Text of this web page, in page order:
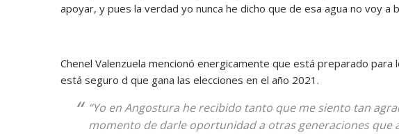
apoyar, y pues la verdad yo nunca he dicho que de esa agua no voy a
Chenel Valenzuela mencionó energicamente que está preparado
está seguro d que gana las elecciones en el año 2021.
“Yo en Angostura he recibido tanto que me siento tan
momento de darle oportunidad a otras generaciones que